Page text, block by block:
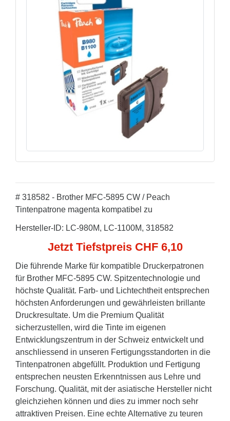
# 318582 - Brother MFC-5895 CW / Peach
Tintenpatrone magenta kompatibel zu
Hersteller-ID: LC-980M, LC-1100M, 318582
Jetzt Tiefstpreis CHF 6,10
Die führende Marke für kompatible Druckerpatronen
für Brother MFC-5895 CW. Spitzentechnologie und
höchste Qualität. Farb- und Lichtechtheit entsprechen
höchsten Anforderungen und gewährleisten brillante
Druckresultate. Um die Premium Qualität
sicherzustellen, wird die Tinte im eigenen
Entwicklungszentrum in der Schweiz entwickelt und
anschliessend in unseren Fertigungsstandorten in die
Tintenpatronen abgefüllt. Produktion und Fertigung
entsprechen neusten Erkenntnissen aus Lehre und
Forschung. Qualität, mit der asiatische Hersteller nicht
gleichziehen können und dies zu immer noch sehr
attraktiven Preisen. Eine echte Alternative zu teuren